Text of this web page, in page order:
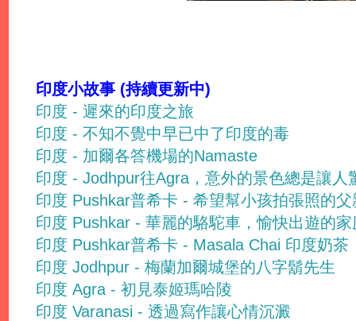
印度小故事 (持續更新中)
印度 - 遲來的印度之旅
印度 - 不知不覺中早已中了印度的毒
印度 - 加爾各答機場的Namaste
印度 - Jodhpur往Agra，意外的景色總是讓人
印度 Pushkar普希卡 - 希望幫小孩拍張照的父
印度 Pushkar - 華麗的駱駝車，愉快出遊的家
印度 Pushkar普希卡 - Masala Chai 印度奶茶
印度 Jodhpur - 梅蘭加爾城堡的八字鬍先生
印度 Agra - 初見泰姬瑪哈陵
印度 Varanasi - 透過寫作讓心情沉澱